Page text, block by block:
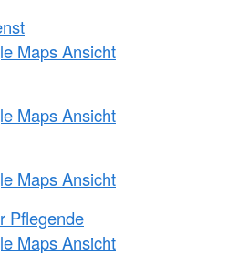
Maps Ansicht
Maps Ansicht
Maps Ansicht
Pflegende
Maps Ansicht